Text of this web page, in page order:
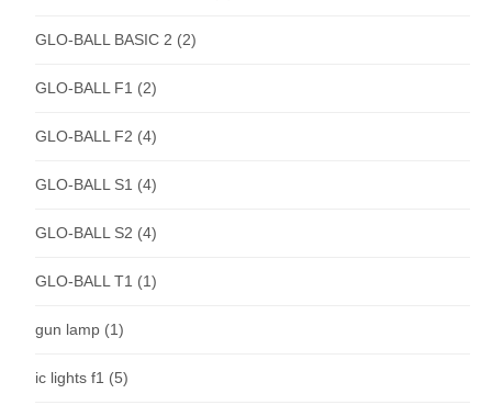
GLO-BALL BASIC 2 (2)
GLO-BALL F1 (2)
GLO-BALL F2 (4)
GLO-BALL S1 (4)
GLO-BALL S2 (4)
GLO-BALL T1 (1)
gun lamp (1)
ic lights f1 (5)